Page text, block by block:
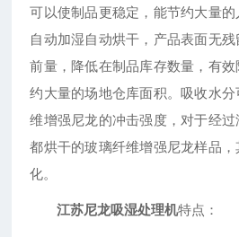
可以使制品更稳定，能节约大量
自动加湿自动烘干，产品表面无
前量，降低在制品库存数量，有
约大量的场地仓库面积。吸收水
维增强尼龙的冲击强度，对于经
都烘干的玻璃纤维增强尼龙样品
化。
江苏尼龙吸湿处理机特点：